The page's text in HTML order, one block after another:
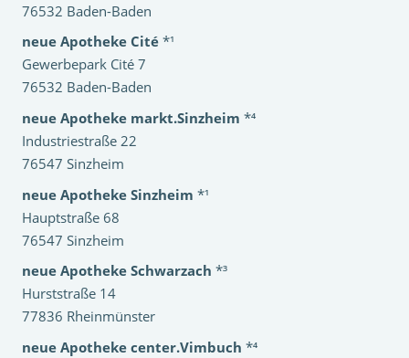
76532 Baden-Baden
neue Apotheke Cité *¹
Gewerbepark Cité 7
76532 Baden-Baden
neue Apotheke markt.Sinzheim *⁴
Industriestraße 22
76547 Sinzheim
neue Apotheke Sinzheim *¹
Hauptstraße 68
76547 Sinzheim
neue Apotheke Schwarzach *³
Hurststraße 14
77836 Rheinmünster
neue Apotheke center.Vimbuch *⁴